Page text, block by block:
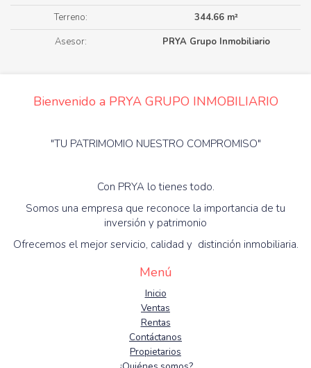
Terreno:
344.66 m²
Asesor:
PRYA Grupo Inmobiliario
Bienvenido a PRYA GRUPO INMOBILIARIO
"TU PATRIMOMIO NUESTRO COMPROMISO"
Con PRYA lo tienes todo.
Somos una empresa que reconoce la importancia de tu
inversión y patrimonio
Ofrecemos el mejor servicio, calidad y distinción inmobiliaria.
Menú
Inicio
Ventas
Rentas
Contáctanos
Propietarios